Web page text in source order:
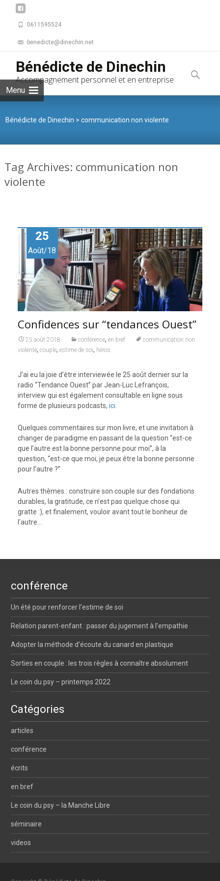
0611595524
benedicte@dinechin.net
Bénédicte de Dinechin
Accompagnement personnel et en entreprise
Menu
content
Bénédicte de Dinechin >communication non violente
Tag Archives: communication non
violente
25
Août/18
Confidences sur “tendances Ouest”
25 août 2018 conférence, en bref
communication non
violente, couple, estime de soi, héros
J’ai eu la joie d’être interviewée le 25 août dernier sur la
radio “Tendance Ouest” par Jean-Luc Lefrançois,
interview qui est également consultable en ligne sous
forme de plusieurs podcasts, ici.
Quelques commentaires sur mon livre, et une invitation à
changer de paradigme en passant de la question “est-ce
que l’autre est la bonne personne pour moi”, à la
question, “est-ce que moi, je peux être la bonne personne
pour l’autre ?”
Autres thèmes : construire son couple sur des fondations
durables, la gratitude, ce n’est pas quelque chose qui
gratte :), et finalement, vouloir avant tout le bonheur de
l’autre…
conférence
Un été pour renforcer l’estime de soi
Relation parent-enfant : passer du jugement à l’empathie
Adopter la méthode d’écoute du canard en plastique
Sorties en couple : les trois règles à connaître absolument
Le coin du psy – printemps 2022
Catégories
articles
conférence
écrits
en bref
Le coin du psy – la Manche Libre
séminaire
videos